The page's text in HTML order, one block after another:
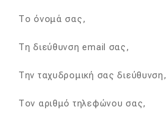
Το όνομά σας,
Τη διεύθυνση email σας,
Την ταχυδρομική σας διεύθυνση,
Τον αριθμό τηλεφώνου σας,